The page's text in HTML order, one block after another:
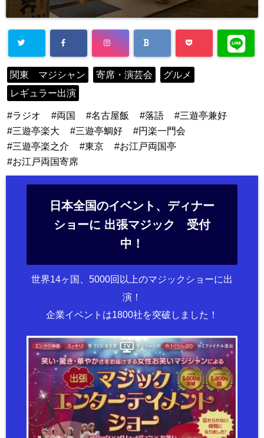
関東 マジシャン 寄席・演芸会
グルメ
レギュラー出演
ラジオ 両国 名古屋飯 落語
三遊亭兼好
三遊亭楽大
三遊亭鯛好
円楽一門会
三遊亭楽之介
東京
お江戸両国亭
お江戸両国寄席
日本全国のイベント、ディナー
ショーに 出張マジック 受付
中！
世界14ヶ国、5000回以上のマジックショーに出
演！
企業イベントは1800社を突破しました！